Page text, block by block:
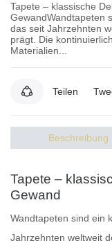
Tapete – klassische
GewandWandtapeten
das seit Jahrzehnten
prägt. Die
Materialien...
Teilen
Beschreibung
Tapete –
Gewand
Wandtapeten sind ein
Jahrzehnten weltweit